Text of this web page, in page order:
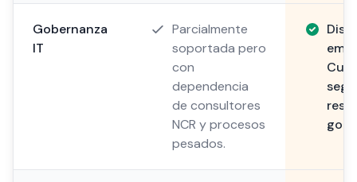
Gobernanza
IT
Parcialmente
soportada pero
con
dependencia
de consultores
NCR y procesos
pesados.